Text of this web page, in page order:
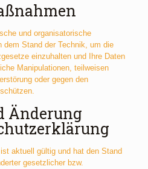
und organisatorische
dem Stand der Technik, um die
einzuhalten und Ihre Daten
Manipulationen, teilweisen
oder gegen den
Änderung
aktuell gültig und hat den Stand
gesetzlicher bzw.